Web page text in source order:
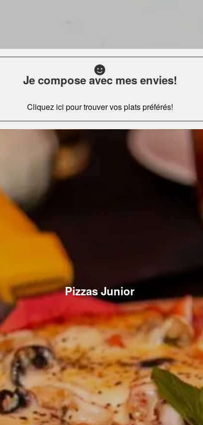
Je compose avec mes envies!
Cliquez ici pour trouver vos plats préférés!
Pizzas Junior